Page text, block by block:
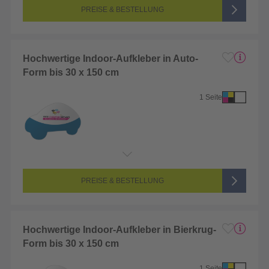
4/0-farbig CMYK (vollfarbig bedruckt)
PREISE & BESTELLUNG
Hochwertige Indoor-Aufkleber in Auto-
Form bis 30 x 150 cm
1 Seite
Seitenanzahl: 1-seitig (Vorderseite bedruckt, Rückseite unbedruckt)
4/0-farbig CMYK (vollfarbig bedruckt)
PREISE & BESTELLUNG
Hochwertige Indoor-Aufkleber in Bierkrug-
Form bis 30 x 150 cm